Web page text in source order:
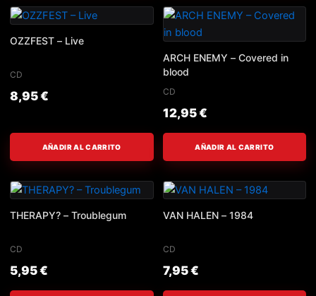
OZZFEST – Live
CD
8,95€
AÑADIR AL CARRITO
ARCH ENEMY – Covered in
blood
CD
12,95€
AÑADIR AL CARRITO
THERAPY? – Troublegum
CD
5,95€
VAN HALEN – 1984
CD
7,95€